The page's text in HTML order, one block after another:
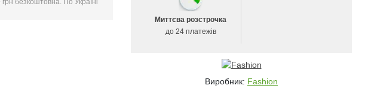
безкоштовна. По Україні
Миттєва розстрочка
до 24 платежів
Виробник: Fashion